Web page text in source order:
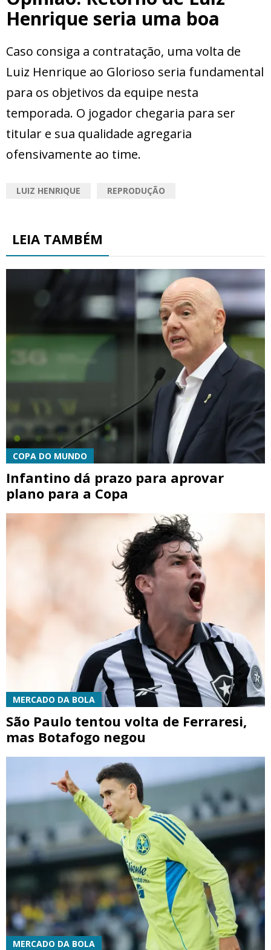
Henrique seria uma boa
Caso consiga a contratação, uma volta de
Luiz Henrique ao Glorioso seria fundamental
para os objetivos da equipe nesta
temporada. O jogador chegaria para ser
titular e sua qualidade agregaria
ofensivamente ao time.
LUIZ HENRIQUE REPRODUÇÃO
LEIA TAMBÉM
COPA DO MUNDO
Infantino dá prazo para aprovar
plano para a Copa
MERCADO DA BOLA
São Paulo tentou volta de Ferraresi,
mas Botafogo negou
MERCADO DA BOLA